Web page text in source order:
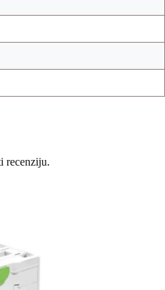
recenziju.